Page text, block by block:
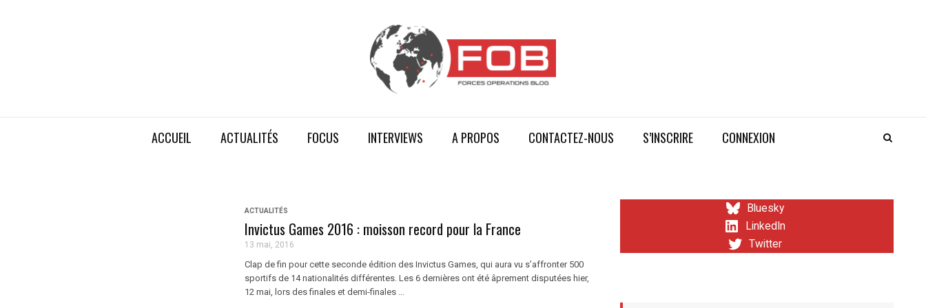
ACCUEIL ACTUALITÉS FOCUS INTERVIEWS A PROPOS CONTACTEZ-NOUS S’INSCRIRE CONNEXION
ACTUALITÉS
Invictus Games 2016 : moisson record pour la France
13 mai, 2016
Clap de fin pour cette seconde édition des Invictus Games, qui aura vu s’affronter 500
sportifs de 14 nationalités différentes. Les 6 dernières ont été âprement disputées hier,
12 mai, lors des finales et demi-finales ...
Bluesky
LinkedIn
Twitter